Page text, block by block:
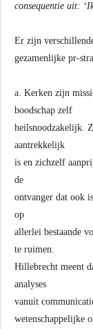
consequentie uit:
Er zijn
gezamenlijke pr-
a. Kerken zijn
boodschap zelf
heilsnoodzakelijk.
aantrekkelijk
is en zichzelf
de
ontvanger dat ook
op
allerlei bestaande
te ruimen.
Hillebrecht meent
analyses
vanuit
wetenschappelijke